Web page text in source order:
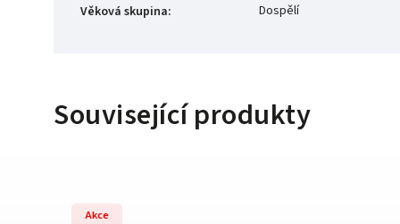
Věková skupina: Dospělí
Související produkty
Akce